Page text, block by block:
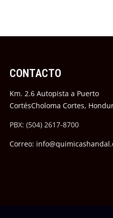
CONTACTO
Km. 2.6 Autopista a Puerto
CortésCholoma Cortes,
PBX: (504) 2617-8700
Correo: